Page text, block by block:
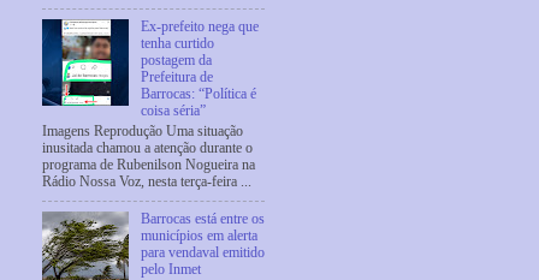
Ex-prefeito nega que
tenha curtido
postagem da
Prefeitura de
Barrocas: “Política é
coisa séria”
Imagens Reprodução Uma situação
inusitada chamou a atenção durante o
programa de Rubenilson Nogueira na
Rádio Nossa Voz, nesta terça-feira ...
Barrocas está entre os
municípios em alerta
para vendaval emitido
pelo Inmet